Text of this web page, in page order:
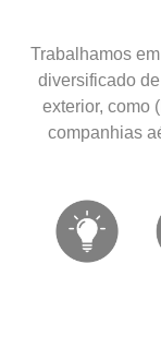
Trabalhamos
diversificado
exterior, como
companhias